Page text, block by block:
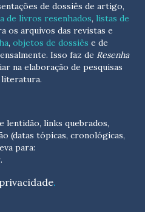
de dossiês de artigo,
de livros resenhados, listas de
os arquivos das revistas e
, objetos de dossiês e de
. Isso faz de Resenha
na elaboração de pesquisas
lentidão, links quebrados,
(datas tópicas, cronológicas,
.
.